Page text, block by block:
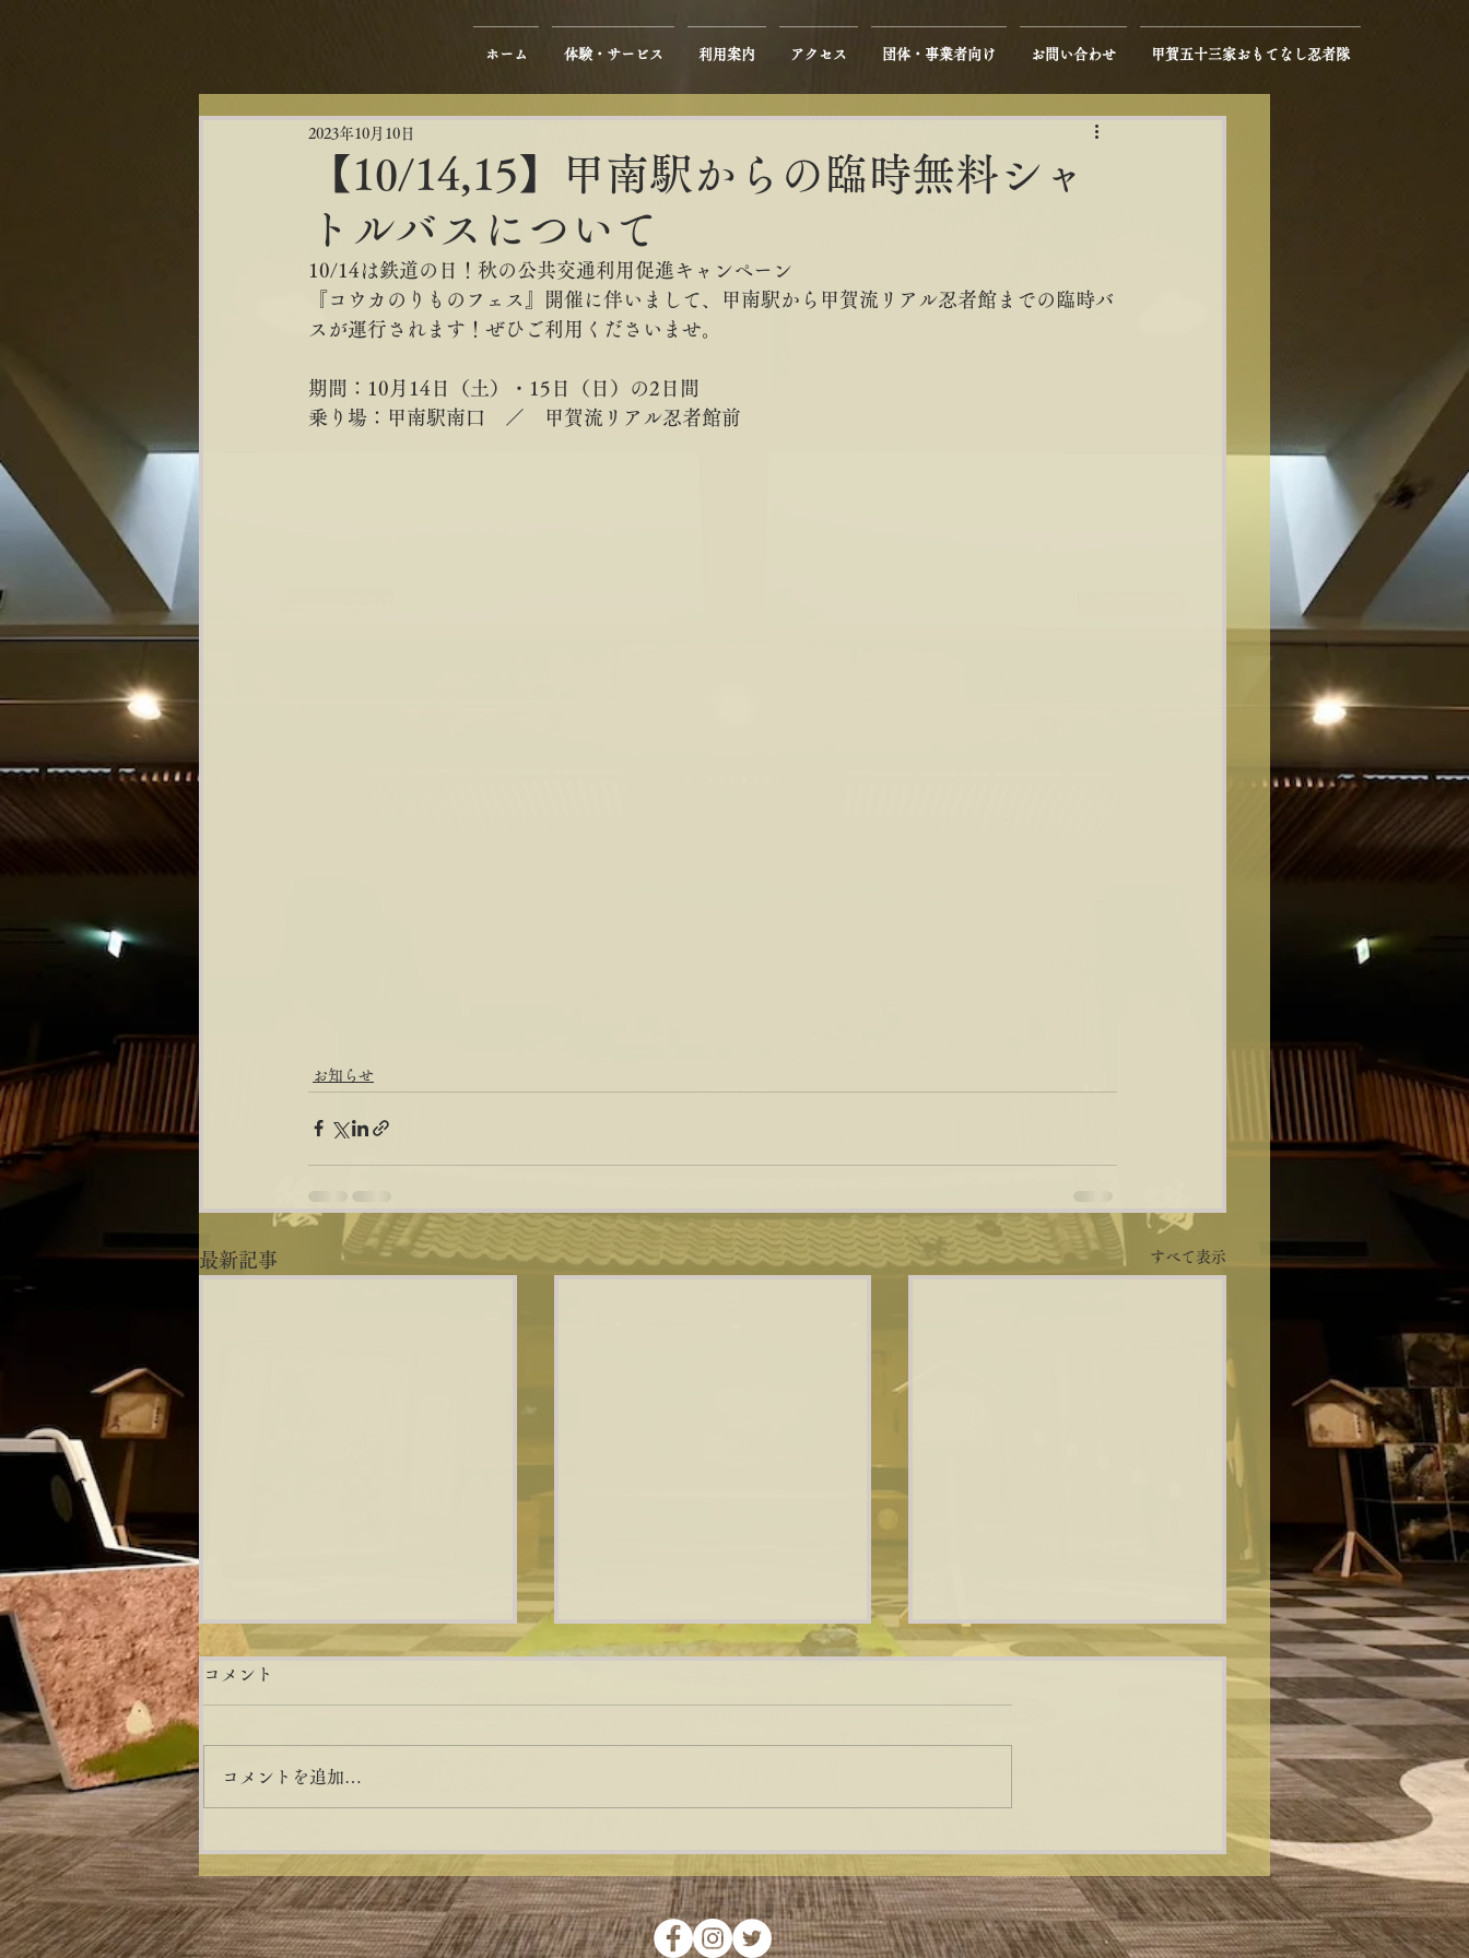
ホーム 体験・サービス 利用案内 アクセス 団体・事業者向け お問い合わせ 甲賀五十三家おもてなし忍者隊
【10/14,15】甲南駅からの臨時無料シャ
トルバスについて
2023年10月10日
10/14は鉄道の日！秋の公共交通利用促進キャンペーン
『コウカのりものフェス』開催に伴いまして、甲南駅から甲賀流リアル忍者館までの臨時バ
スが運行されます！ぜひご利用くださいませ。
期間：10月14日（土）・15日（日）の2日間
乗り場：甲南駅南口　／　甲賀流リアル忍者館前
お知らせ
最新記事 すべて表示
マンホールカード配布につい
て
木である「サクラ」と、町の花
である「サツキ」がデザインさ
7/31より甲賀流リアル忍者館に
て配布されます。 ※ポケふたの
マンホールカードではございま
せん。お間違いのないようご注
していただきました！
実際の体験の様子や館内の魅力
組内で紹介された忍者体験のご
予約は下記URLよりお申込みい
ただけます。 https://www.real-
ninjakan.com/book-online 皆様の
3/31）
コメント
コメントを追加…